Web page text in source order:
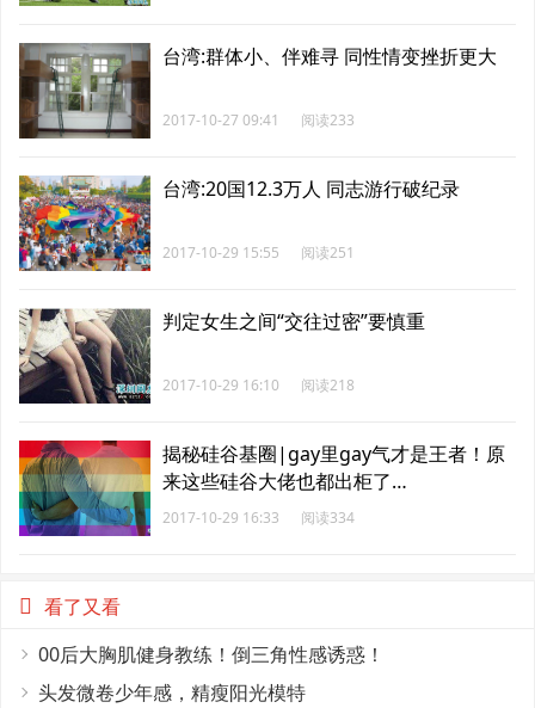
台湾:群体小、伴难寻 同性情变挫折更大
2017-10-27 09:41 阅读233
台湾:20国12.3万人 同志游行破纪录
2017-10-29 15:55 阅读251
判定女生之间“交往过密”要慎重
2017-10-29 16:10 阅读218
揭秘硅谷基圈|gay里gay气才是王者！原
来这些硅谷大佬也都出柜了…
2017-10-29 16:33 阅读334
看了又看
00后大胸肌健身教练！倒三角性感诱惑！
头发微卷少年感，精瘦阳光模特